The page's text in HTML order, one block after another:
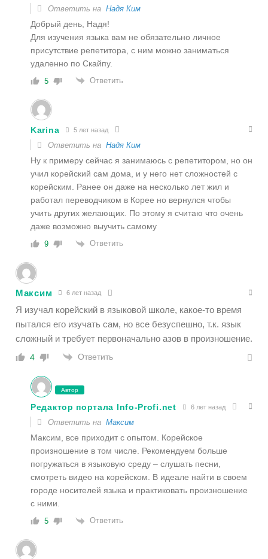
Ответить на Надя Ким
Добрый день, Надя!
Для изучения языка вам не обязательно личное
присутствие репетитора, с ним можно заниматься
удаленно по Скайпу.
5 Ответить
Karina 5 лет назад
Ответить на Надя Ким
Ну к примеру сейчас я занимаюсь с репетитором, но он
учил корейский сам дома, и у него нет сложностей с
корейским. Ранее он даже на несколько лет жил и
работал переводчиком в Корее но вернулся чтобы
учить других желающих. По этому я считаю что очень
даже возможно выучить самому
9 Ответить
Максим 6 лет назад
Я изучал корейский в языковой школе, какое-то время
пытался его изучать сам, но все безуспешно, т.к. язык
сложный и требует первоначально азов в произношение.
4 Ответить
Автор
Редактор портала Info-Profi.net 6 лет назад
Ответить на Максим
Максим, все приходит с опытом. Корейское
произношение в том числе. Рекомендуем больше
погружаться в языковую среду – слушать песни,
смотреть видео на корейском. В идеале найти в своем
городе носителей языка и практиковать произношение
с ними.
5 Ответить